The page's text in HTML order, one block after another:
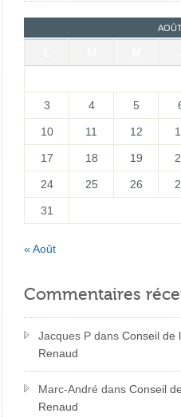
3 4 5
10 11 12
17 18 19
24 25 26
31
« Août
Commentaires
Jacques P dansConseil de
Renaud
Marc-André dansConseil
Renaud